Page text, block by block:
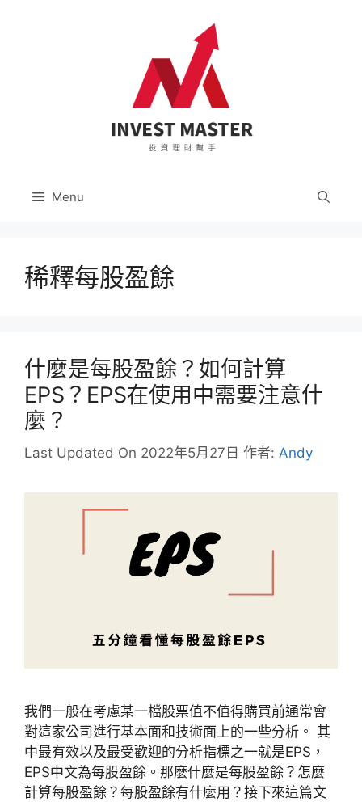
Menu
稀釋每股盈餘
什麼是每股盈餘？如何計算
EPS？EPS在使用中需要注意什
麼？
Last Updated On 2022年5月27日 作者: Andy
我們一般在考慮某一檔股票值不值得購買前通常會
對這家公司進行基本面和技術面上的一些分析。 其
中最有效以及最受歡迎的分析指標之一就是EPS，
EPS中文為每股盈餘。那麽什麼是每股盈餘？怎麼
計算每股盈餘？每股盈餘有什麼用？接下來這篇文